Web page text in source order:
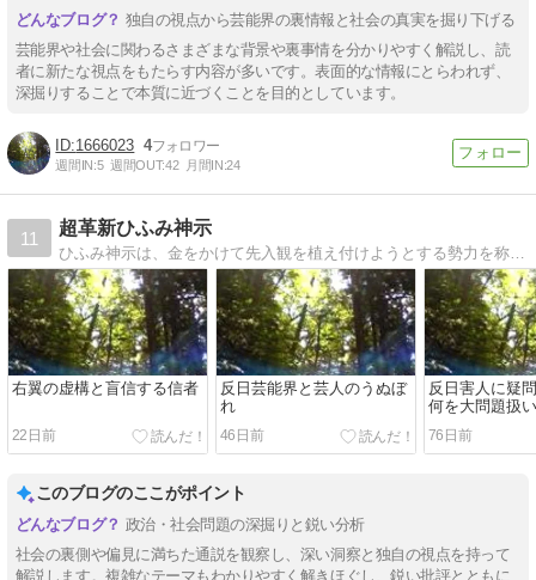
独自の視点から芸能界の裏情報と社会の真実を掘り下げる
芸能界や社会に関わるさまざまな背景や裏事情を分かりやすく解説し、読
者に新たな視点をもたらす内容が多いです。表面的な情報にとらわれず、
深掘りすることで本質に近づくことを目的としています。
1666023 4
週間IN:5 週間OUT:42 月間IN:24
11
超革新ひふみ神示
ひふみ神示は、金をかけて先入観を植え付けようとする勢力を称賛などしてません。「神で食うて行くことならん」ともあります。岩戸閉めは幕末が4度目とか敗戦が5度目とかではなく神武天皇が4度目、仏魔渡来が5度目。虚心坦懐
右翼の虚構と盲信する信者
22日前
反日芸能界と芸人のうぬぼ
れ
46日前
反日害人に疑
何を大問題扱
76日前
このブログのここがポイント
政治・社会問題の深掘りと鋭い分析
社会の裏側や偏見に満ちた通説を観察し、深い洞察と独自の視点を持って
解説します。複雑なテーマもわかりやすく解きほぐし、鋭い批評とともに